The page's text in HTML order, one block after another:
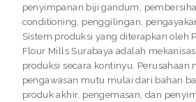
penyimpanan biji gandum,
conditioning, penggilingan,
Sistem produksi yang diterapkan oleh
Flour Mills Surabaya adalah
produksi secara kontinyu. Perusahaan
pengawasan mutu mulai dari bahan
produk akhir, pengemasan, dan